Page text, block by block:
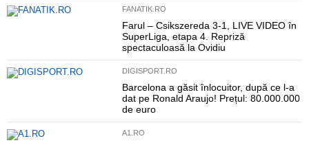
FANATIK.RO
Farul – Csikszereda 3-1, LIVE VIDEO în
SuperLiga, etapa 4. Repriză
spectaculoasă la Ovidiu
DIGISPORT.RO
Barcelona a găsit înlocuitor, după ce l-a
dat pe Ronald Araujo! Prețul: 80.000.000
de euro
A1.RO